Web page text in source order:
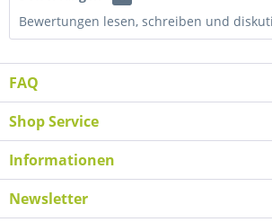
Bewertungen lesen, schreiben und
FAQ
Shop Service
Informationen
Newsletter